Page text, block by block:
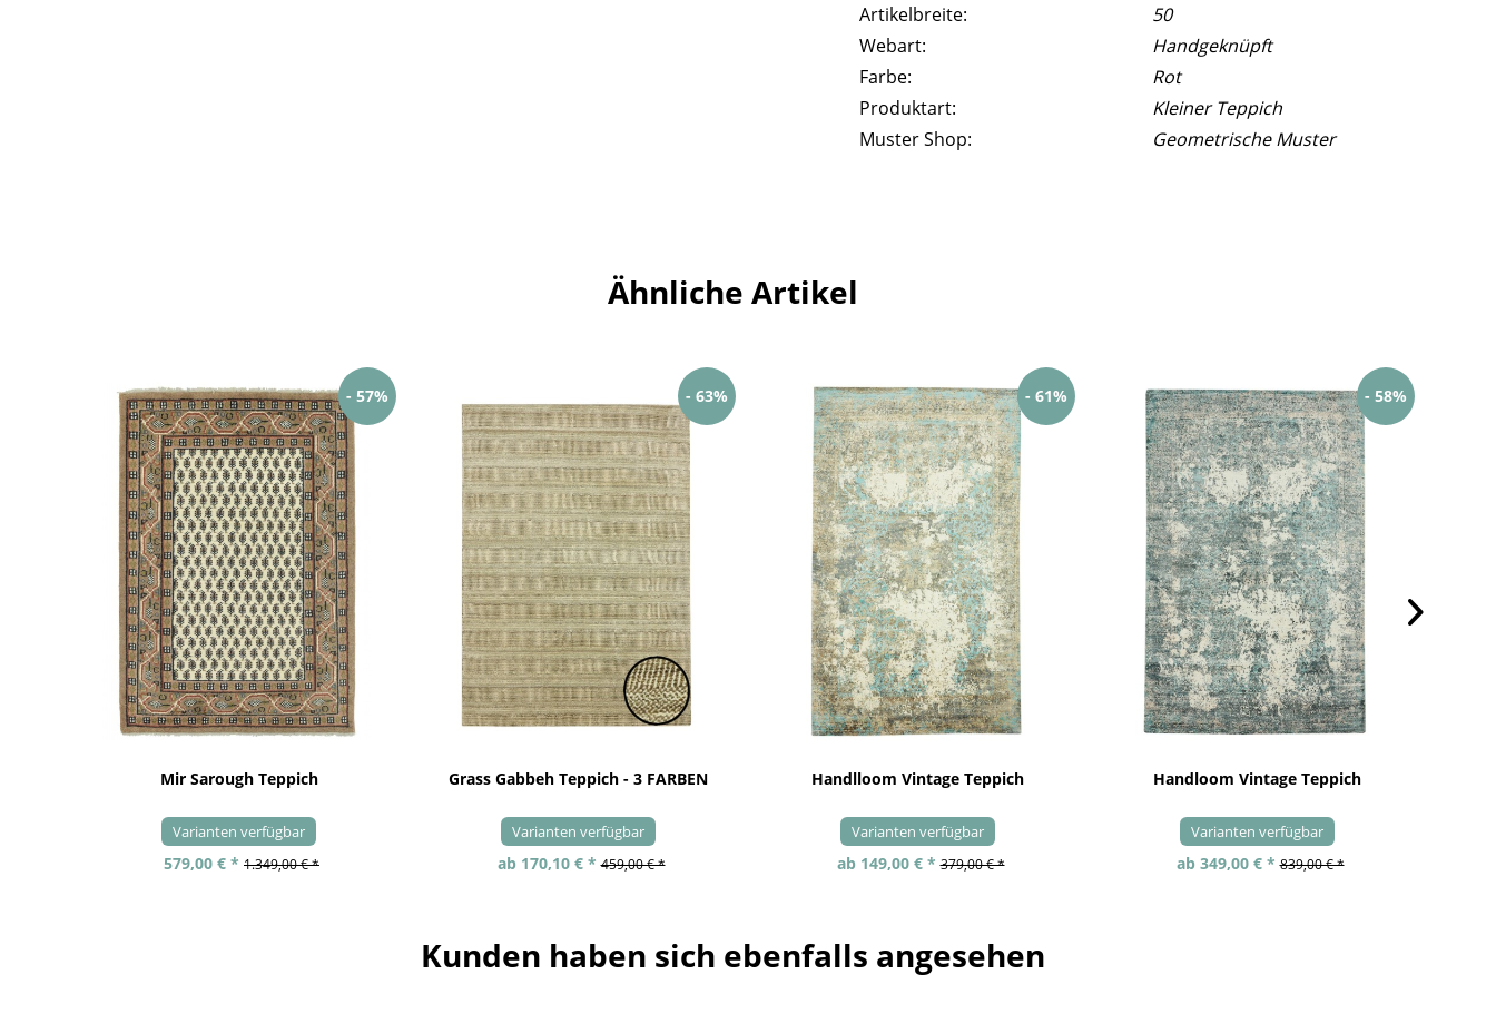
Artikelbreite:
50
Webart:
Handgeknüpft
Farbe:
Rot
Produktart:
Kleiner Teppich
Muster Shop:
Geometrische Muster
Ähnliche Artikel
- 57%
Mir Sarough Teppich
Varianten verfügbar
579,00 € * 1.349,00 € *
- 63%
Grass Gabbeh Teppich - 3 FARBEN
Varianten verfügbar
ab 170,10 € * 459,00 € *
- 61%
Handlloom Vintage Teppich
Varianten verfügbar
ab 149,00 € * 379,00 € *
- 58%
Handloom Vintage Teppich
Varianten verfügbar
ab 349,00 € * 839,00 € *
Kunden haben sich ebenfalls angesehen